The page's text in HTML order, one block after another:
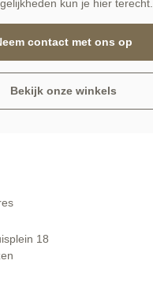
kun je hier terecht.
contact met ons op
Bekijk onze winkels
18